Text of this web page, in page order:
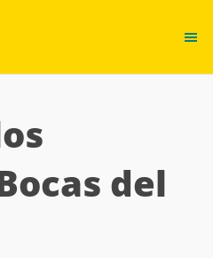
del